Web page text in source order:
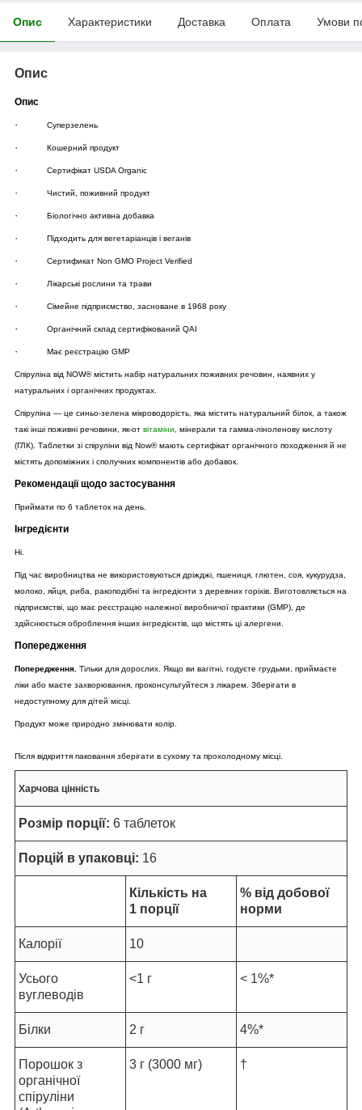
Опис Характеристики Доставка Оплата Умови
Опис
Опис
· Суперзелень
· Кошерний продукт
· Сертифікат USDA Organic
· Чистий, поживний продукт
· Біологічно активна добавка
· Підходить для вегетаріанців і веганів
· Сертификат Non GMO Project Verified
· Лікарські рослини та трави
· Сімейне підприємство, засноване в 1968 року
· Органічний склад сертифікований QAI
· Має реєстрацію GMP
Спіруліна від NOW® містить набір натуральних поживних речовин, наявних у
натуральних і органічних продуктах.
Спіруліна — це синьо-зелена мікроводорість, яка містить натуральний білок, а також
такі інші поживні речовини, як-от вітаміни, мінерали та гамма-ліноленову кислоту
(ГЛК). Таблетки зі спіруліни від Now® мають сертифікат органічного походження й не
містять допоміжних і сполучних компонентів або добавок.
Рекомендації щодо застосування
Приймати по 6 таблеток на день.
Інгредієнти
Ні.
Під час виробництва не використовуються дріжджі, пшениця, глютен, соя, кукурудза,
молоко, яйця, риба, ракоподібні та інгредієнти з деревних горіхів. Виготовляється на
підприємстві, що має реєстрацію належної виробничої практики (GMP), де
здійснюється оброблення інших інгредієнтів, що містять ці алергени.
Попередження
Попередження. Тільки для дорослих. Якщо ви вагітні, годуєте грудьми, приймаєте
ліки або маєте захворювання, проконсультуйтеся з лікарем. Зберігати в
недоступному для дітей місці.
Продукт може природно змінювати колір.
Після відкриття паковання зберігати в сухому та прохолодному місці.
Харчова цінність
Розмір порції: 6 таблеток
Порцій в упаковці: 16
Кількість на
1 порції
% від добової
норми
Калорії 10
Усього
вуглеводів
<1 г < 1%*
Білки 2 г 4%*
Порошок з
органічної
спіруліни
3 г (3000 мг) †